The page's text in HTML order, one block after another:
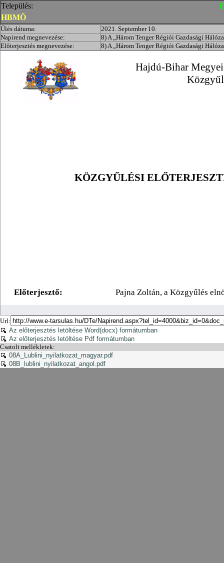
Település:
HBMÖ
Ülés dátuma:
2021. September 10.
Napirend megnevezése:
8) A „Három Tenger Régiói Gazdasági
Előterjesztés megnevezése:
8) A „Három Tenger Régiói Gazdasági
Url:
Az előterjesztés letöltése Word(docx) formátumban
Az előterjesztés letöltése Pdf formátumban
Csatolt mellékletek:
08A_Lublini_nyilatkozat_magyar.pdf
08B_lublini_nyilatkozat_angol.pdf